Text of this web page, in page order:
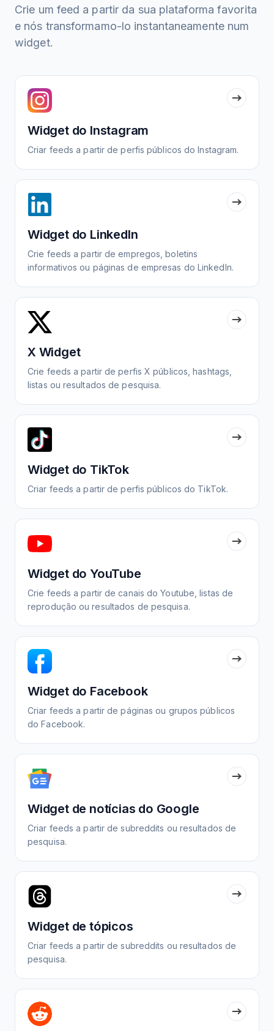
Crie um feed a partir da sua plataforma favorita
e nós transformamo-lo instantaneamente num
widget.
Widget do Instagram
Criar feeds a partir de perfis públicos do Instagram.
Widget do LinkedIn
Crie feeds a partir de empregos, boletins
informativos ou páginas de empresas do LinkedIn.
X Widget
Crie feeds a partir de perfis X públicos, hashtags,
listas ou resultados de pesquisa.
Widget do TikTok
Criar feeds a partir de perfis públicos do TikTok.
Widget do YouTube
Crie feeds a partir de canais do Youtube, listas de
reprodução ou resultados de pesquisa.
Widget do Facebook
Criar feeds a partir de páginas ou grupos públicos
do Facebook.
Widget de notícias do Google
Criar feeds a partir de subreddits ou resultados de
pesquisa.
Widget de tópicos
Criar feeds a partir de subreddits ou resultados de
pesquisa.